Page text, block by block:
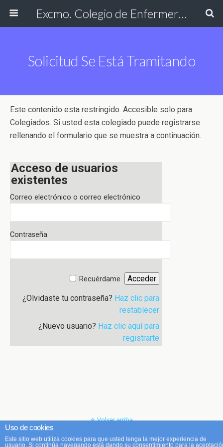
Excmo. Colegio de Enfermería de Cádiz
Solicitud Se Está Tramitando
Este contenido esta restringido. Accesible solo para
Colegiados. Si usted esta colegiado puede registrarse
rellenando el formulario que se muestra a continuación.
Acceso de usuarios
existentes
Correo electrónico o correo electrónico
Contraseña
Recuérdame
¿Olvidaste tu contraseña? Haz clic para
restablecer
¿Nuevo usuario? Haz clic aquí para
registrarte
Volver arriba
Móvil Escritorio
Uso de cookies
Este sitio web utiliza cookies para que usted tenga la mejor experiencia de
usuario. Si continúa navegando está dando su consentimiento para la